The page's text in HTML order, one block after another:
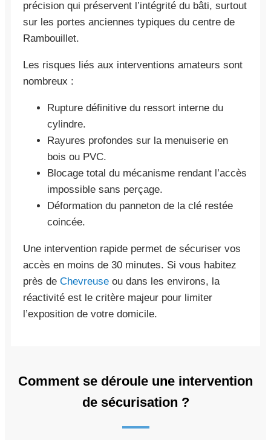
précision qui préservent l’intégrité du bâti, surtout
sur les portes anciennes typiques du centre de
Rambouillet.
Les risques liés aux interventions amateurs sont
nombreux :
Rupture définitive du ressort interne du
cylindre.
Rayures profondes sur la menuiserie en
bois ou PVC.
Blocage total du mécanisme rendant l’accès
impossible sans perçage.
Déformation du panneton de la clé restée
coincée.
Une intervention rapide permet de sécuriser vos
accès en moins de 30 minutes. Si vous habitez
près de Chevreuse ou dans les environs, la
réactivité est le critère majeur pour limiter
l’exposition de votre domicile.
Comment se déroule une intervention
de sécurisation ?